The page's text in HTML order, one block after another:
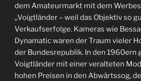
dem Amateurmarkt mit dem
„Voigtländer – weil das Objektiv so
Verkaufserfolge. Kameras wie
Dynamatic waren der Traum vieler
der Bundesrepublik. In den 1960ern
Voigtländer mit einer veralteten
hohen Preisen in den Abwärtssog,